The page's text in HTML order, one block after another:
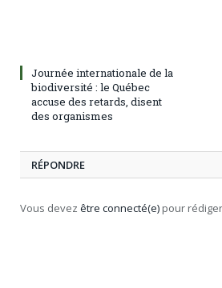
Journée internationale de la
biodiversité : le Québec
accuse des retards, disent
des organismes
RÉPONDRE
Vous devez être connecté(e) pour